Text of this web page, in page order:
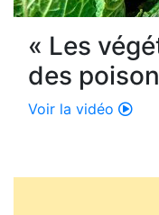
« Les
des
Voir la vidéo